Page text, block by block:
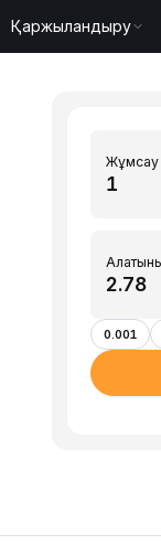
Қаржыландыру
Жұмсау
0.001